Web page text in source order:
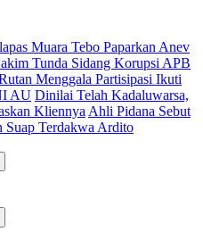
Muara Tebo Paparkan Anev
Tunda Sidang Korupsi APB
Menggala Partisipasi Ikuti
AU Dinilai Telah Kadaluwarsa,
Kliennya Ahli Pidana Sebut
Suap Terdakwa Ardito